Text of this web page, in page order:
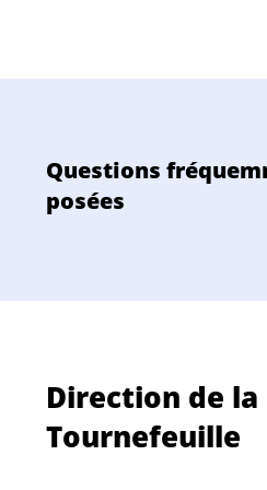
Questions
posées
Direction de la
Tournefeuille